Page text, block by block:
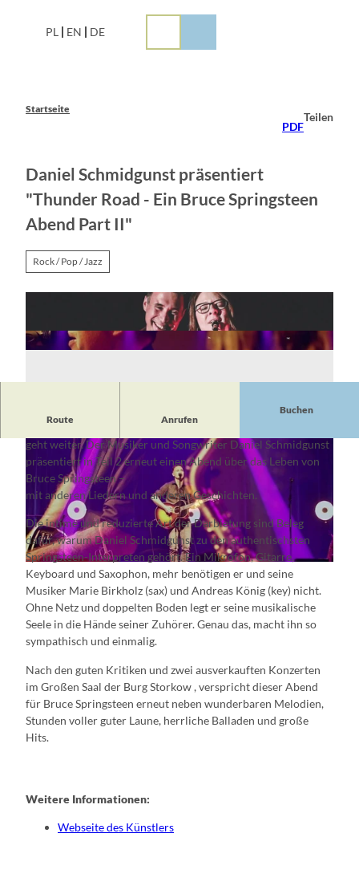
PL EN DE
Startseite
PDF
Teilen
Daniel Schmidgunst präsentiert
"Thunder Road - Ein Bruce Springsteen
Abend Part II"
Rock / Pop / Jazz
© Daniel Schmidgunst, Daniel Schmidgunst
© Daniel Schmidgunst, Daniel Schmidgunst
Route Anrufen
Buchen
Eine musikalische Entdeckungsreise in die Welt des „Boss“
geht weiter. Der Musiker und Songwriter Daniel Schmidgunst
präsentiert in Teil 2 erneut einen Abend über das Leben von
Bruce Springsteen –
mit anderen Liedern und anderen Geschichten.
Die intime und reduzierte Art der Darbietung sind Beleg
dafür, warum Daniel Schmidgunst zu den authentischsten
Springsteen-Interpreten gehört. Ein Mikrofon, Gitarre,
Keyboard und Saxophon, mehr benötigen er und seine
Musiker Marie Birkholz (sax) und Andreas König (key) nicht.
Ohne Netz und doppelten Boden legt er seine musikalische
Seele in die Hände seiner Zuhörer. Genau das, macht ihn so
sympathisch und einmalig.
Nach den guten Kritiken und zwei ausverkauften Konzerten
im Großen Saal der Burg Storkow , verspricht dieser Abend
für Bruce Springsteen erneut neben wunderbaren Melodien,
Stunden voller guter Laune, herrliche Balladen und große
Hits.
Weitere Informationen:
Webseite des Künstlers